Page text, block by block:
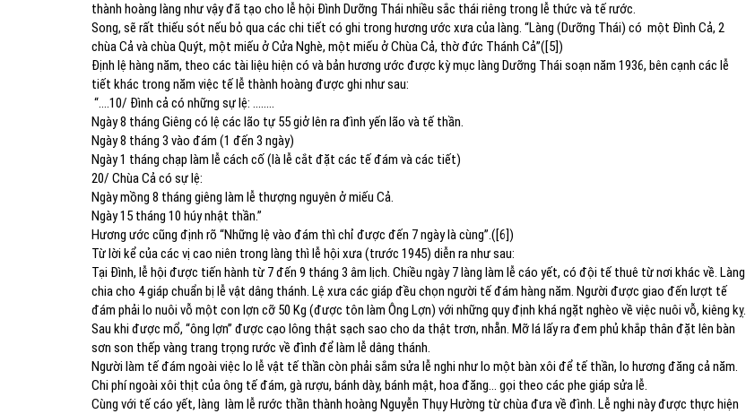
thành hoàng làng như vậy đã tạo cho lễ hội Đình Dưỡng Thái nhiều sắc thái riêng trong lễ thức và tế rước.
Song, sẽ rất thiếu sót nếu bỏ qua các chi tiết có ghi trong hương ước xưa của làng. “Làng (Dưỡng Thái) có một Đình Cả, 2
chùa Cả và chùa Quýt, một miếu ở Cửa Nghè, một miếu ở Chùa Cả, thờ đức Thánh Cả”([5])
Định lệ hàng năm, theo các tài liệu hiện có và bản hương ước được kỳ mục làng Dưỡng Thái soạn năm 1936, bên cạnh các lễ
tiết khác trong năm việc tế lễ thành hoàng được ghi như sau:
“….10/ Đình cả có những sự lệ: ……..
Ngày 8 tháng Giêng có lệ các lão tự 55 giở lên ra đình yến lão và tế thần.
Ngày 8 tháng 3 vào đám (1 đến 3 ngày)
Ngày 1 tháng chạp làm lễ cách cố (là lễ cắt đặt các tế đám và các tiết)
20/ Chùa Cả có sự lệ:
Ngày mồng 8 tháng giêng làm lễ thượng nguyên ở miếu Cả.
Ngày 15 tháng 10 húy nhật thần.”
Hương ước cũng định rõ “Những lệ vào đám thì chỉ được đến 7 ngày là cùng”.([6])
Từ lời kể của các vị cao niên trong làng thì lễ hội xưa (trước 1945) diễn ra như sau:
Tại Đình, lễ hội được tiến hành từ 7 đến 9 tháng 3 âm lịch. Chiều ngày 7 làng làm lễ cáo yết, có đội tế thuê từ nơi khác về. Làng
chia cho 4 giáp chuẩn bị lễ vật dâng thánh. Lệ xưa các giáp đều chọn người tế đám hàng năm. Người được giao đến lượt tế
đám phải lo nuôi vỗ một con lợn cỡ 50 Kg (được tôn làm Ông Lợn) với những quy định khá ngặt nghèo về việc nuôi vỗ, kiêng kỵ.
Sau khi được mổ, “ông lợn” được cạo lông thật sạch sao cho da thật trơn, nhẵn. Mỡ lá lấy ra đem phủ khắp thân đặt lên bàn
sơn son thếp vàng trang trọng rước về đình để làm lễ dâng thánh.
Người làm tế đám ngoài việc lo lễ vật tế thần còn phải sắm sửa lễ nghi như lo một bàn xôi để tế thần, lo hương đăng cả năm.
Chi phí ngoài xôi thịt của ông tế đám, gà rượu, bánh dày, bánh mật, hoa đăng… gọi theo các phe giáp sửa lễ.
Cùng với tế cáo yết, làng làm lễ rước thần thành hoàng Nguyễn Thụy Hường từ chùa đưa về đình. Lễ nghi này được thực hiện